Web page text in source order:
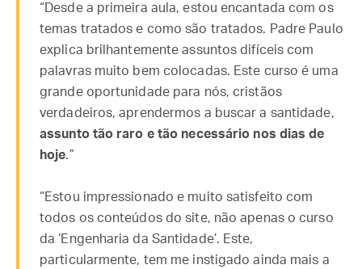
“Desde a primeira aula, estou encantada com os
temas tratados e como são tratados. Padre Paulo
explica brilhantemente assuntos difíceis com
palavras muito bem colocadas. Este curso é uma
grande oportunidade para nós, cristãos
verdadeiros, aprendermos a buscar a santidade,
assunto tão raro e tão necessário nos dias de
hoje.”
“Estou impressionado e muito satisfeito com
todos os conteúdos do site, não apenas o curso
da ‘Engenharia da Santidade’. Este,
particularmente, tem me instigado ainda mais a